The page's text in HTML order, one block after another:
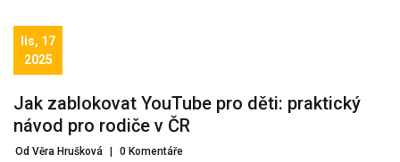
lis, 17
2025
Jak zablokovat YouTube pro děti: praktický
návod pro rodiče v ČR
Od Věra Hrušková 0 Komentáře